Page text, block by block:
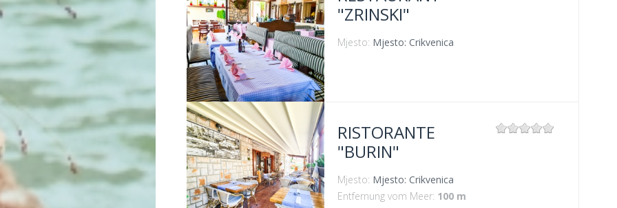
VIŠE INFORMACIJA
"ZRINSKI"
Mjesto: Mjesto: Crikvenica
VIŠE INFORMACIJA
RISTORANTE
"BURIN"
Mjesto: Mjesto: Crikvenica
Entfernung vom Meer: 100 m